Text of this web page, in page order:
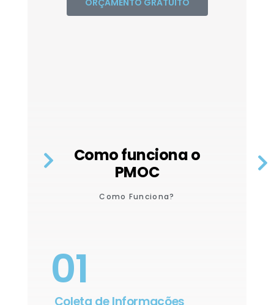
Como funciona o
PMOC
Como Funciona?
01
Coleta de Informações